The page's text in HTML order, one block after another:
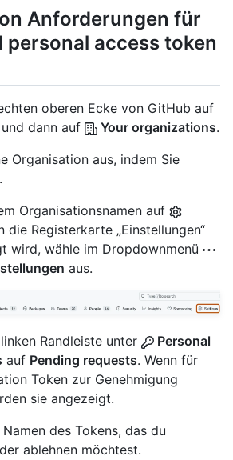
Anforderungen für
access token
oberen Ecke von GitHub auf
dann auf
Your organizations.
Organisation aus, indem Sie
Organisationsnamen auf
die Registerkarte „Einstellungen“
wird, wähle im Dropdownmenü
aus.
Randleiste unter
Personal
auf Pending requests. Wenn für
Token zur Genehmigung
sie angezeigt.
des Tokens, das du
ablehnen möchtest.